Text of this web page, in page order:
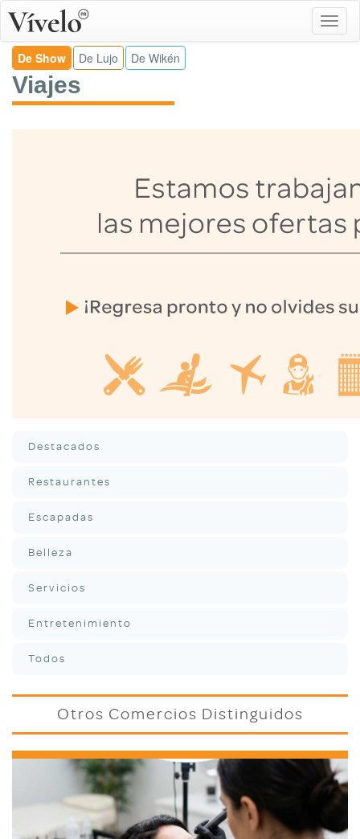
De Show De Lujo De Wikén
Viajes
Destacados
Restaurantes
Escapadas
Belleza
Servicios
Entretenimiento
Todos
Otros Comercios Distinguidos